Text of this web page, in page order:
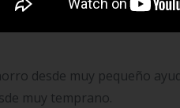
de tus hijos con
desde muy pequeño
muy temprano.